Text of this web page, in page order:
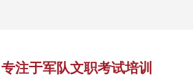
专注于军队文职考试培训